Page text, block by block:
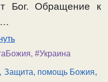
Бог. Обращение к
…
, #Украина
,Защита, помощь Божия,